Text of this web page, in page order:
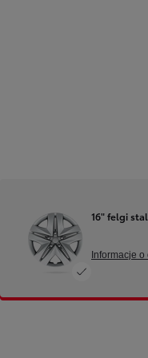
16" felgi
Informacje